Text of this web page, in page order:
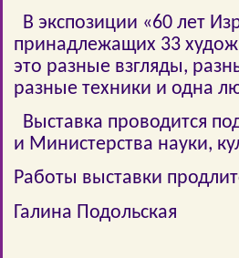
В экспозиции «60 лет
принадлежащих 33
это разные взгляды,
разные техники и одна
Выставка проводится
и Министерства науки,
Работы выставки
Галина Подольская